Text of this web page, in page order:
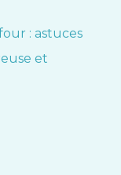
: astuces
et